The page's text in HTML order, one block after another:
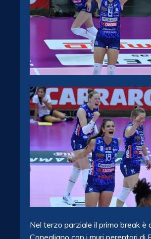
Nel terzo parziale il primo break è